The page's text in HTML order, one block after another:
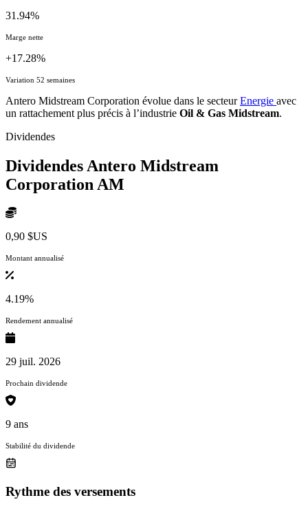
31.94%
Marge nette
+17.28%
Variation 52 semaines
Antero Midstream Corporation évolue dans le secteurEnergie avec
un rattachement plus précis à l’industrie Oil & Gas Midstream.
Dividendes
Dividendes Antero Midstream
Corporation AM
0,90 $US
Montant annualisé
4.19%
Rendement annualisé
29 juil. 2026
Prochain dividende
9 ans
Stabilité du dividende
Rythme des versements